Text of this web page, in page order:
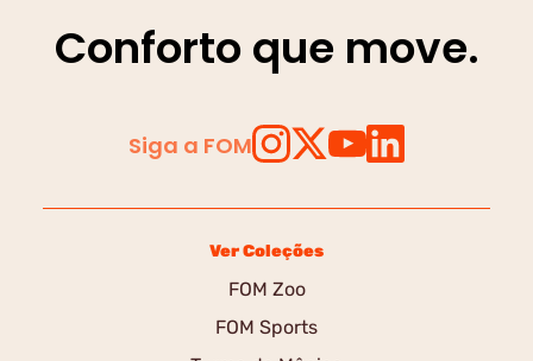
Conforto que move.
Siga a FOM
Ver Coleções
FOM Zoo
FOM Sports